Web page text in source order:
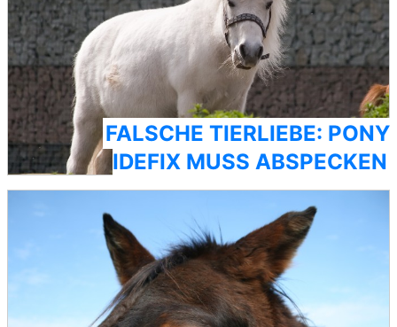
FALSCHE TIERLIEBE: PONY
IDEFIX MUSS ABSPECKEN